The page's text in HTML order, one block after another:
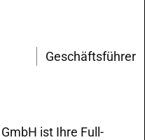
Geschäftsführer
GmbH ist Ihre Full-